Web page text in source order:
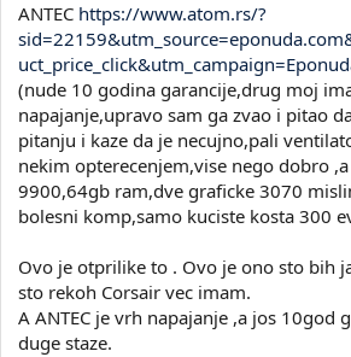
ANTEC https://www.atom.rs/?
(nude 10 godina garancije,drug moj
napajanje,upravo sam ga zvao i pitao
pitanju i kaze da je necujno,pali
nekim opterecenjem,vise nego dobro
9900,64gb ram,dve graficke 3070
bolesni komp,samo kuciste kosta 300
Ovo je otprilike to . Ovo je ono sto bih
sto rekoh Corsair vec imam.
A ANTEC je vrh napajanje ,a jos 10god
duge staze.